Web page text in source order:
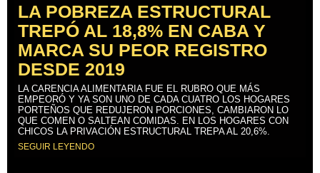
LA POBREZA ESTRUCTURAL
TREPÓ AL 18,8% EN CABA Y
MARCA SU PEOR REGISTRO
DESDE 2019
LA CARENCIA ALIMENTARIA FUE EL RUBRO QUE MÁS
EMPEORÓ Y YA SON UNO DE CADA CUATRO LOS HOGARES
PORTEÑOS QUE REDUJERON PORCIONES, CAMBIARON LO
QUE COMEN O SALTEAN COMIDAS. EN LOS HOGARES CON
CHICOS LA PRIVACIÓN ESTRUCTURAL TREPA AL 20,6%.
SEGUIR LEYENDO